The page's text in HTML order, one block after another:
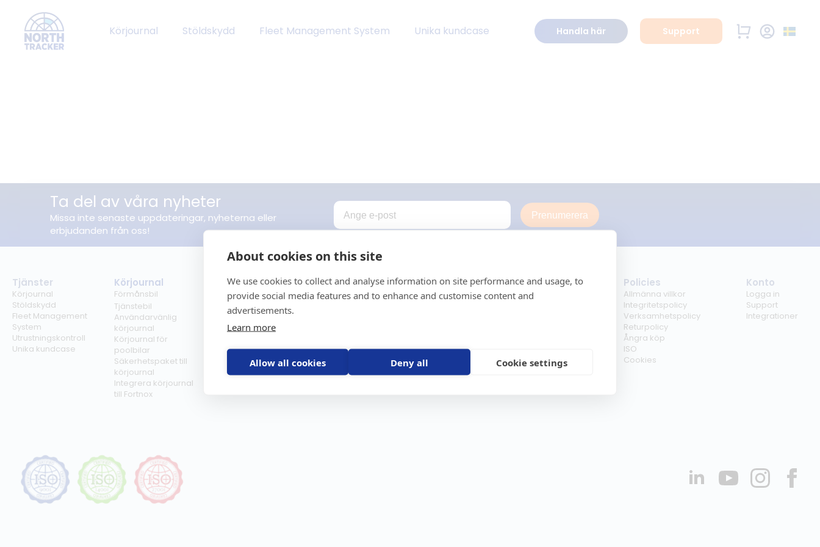
About cookies on this site
We use cookies to collect and analyse information on site performance and usage, to
provide social media features and to enhance and customise content and
advertisements.
Learn more
Allow all cookies Deny all Cookie settings
Körjournal Stöldskydd Fleet Management System Unika kundcase Handla här Support
Ta del av våra nyheter
Missa inte senaste uppdateringar, nyheterna eller
erbjudanden från oss!
Prenumerera
Tjänster
Körjournal
Stöldskydd
Fleet Management
System
Utrustningskontroll
Unika kundcase
Körjournal
Förmånsbil
Tjänstebil
Användarvänlig
körjournal
Körjournal för
poolbilar
Säkerhetspaket till
körjournal
Integrera körjournal
till Fortnox
Regelverk
Milersättning
Regler för tjänstebil
Regler för
förmånsbil
GPS-trackers
Scout 2.0
Stöldskydd
Båt
Åkgräsklippare
Moped
Vattenskoter
Företag
Om oss
Policies
Allmänna villkor
Integritetspolicy
Verksamhetspolicy
Returpolicy
Ångra köp
ISO
Cookies
Konto
Logga in
Support
Integrationer